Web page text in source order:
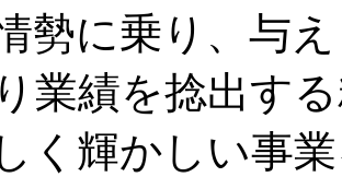
勢に乗り、与
業績を捻出す
く輝かしい事